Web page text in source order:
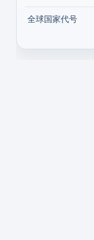
全球国家代号